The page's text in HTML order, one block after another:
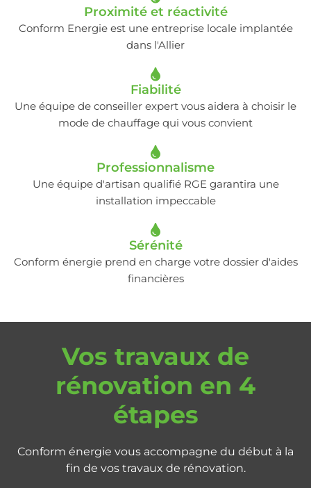
Proximité et réactivité
Conform Energie est une entreprise locale implantée
dans l'Allier
Fiabilité
Une équipe de conseiller expert vous aidera à choisir le
mode de chauffage qui vous convient
Professionnalisme
Une équipe d'artisan qualifié RGE garantira une
installation impeccable
Sérénité
Conform énergie prend en charge votre dossier d'aides
financières
Vos travaux de
rénovation en 4
étapes
Conform énergie vous accompagne du début à la
fin de vos travaux de rénovation.